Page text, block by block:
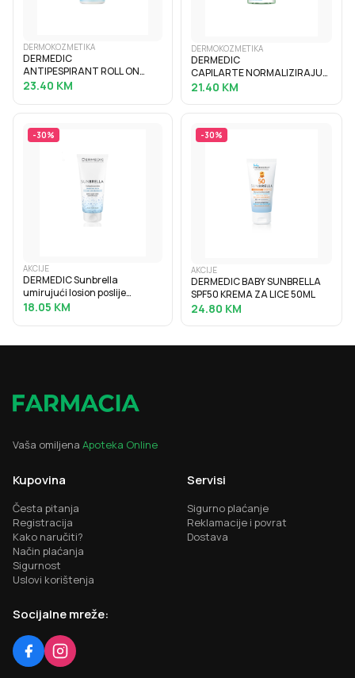
DERMOKOZMETIKA
DERMEDIC
ANTIPESPIRANT ROLL ON
60ML
23.40 KM
DERMOKOZMETIKA
DERMEDIC
CAPILARTE NORMALIZIRAJUĆI
ŠAMPON ZA KOSU
21.40 KM
-30%
AKCIJE
DERMEDIC Sunbrella
umirujući losion poslije
sunčanja
18.05 KM
-30%
AKCIJE
DERMEDIC BABY SUNBRELLA
SPF50 KREMA ZA LICE 50ML
24.80 KM
Vaša omiljena Apoteka Online
Kupovina
Česta pitanja
Registracija
Kako naručiti?
Način plaćanja
Sigurnost
Uslovi korištenja
Servisi
Sigurno plaćanje
Reklamacije i povrat
Dostava
Socijalne mreže: